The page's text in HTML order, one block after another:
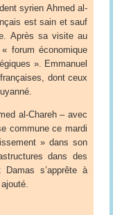
syrien Ahmed al-
est sain et sauf
Après sa visite au
forum économique
». Emmanuel
dont ceux
al-Chareh – avec
commune ce mardi
» dans son
dans des
s’apprête à